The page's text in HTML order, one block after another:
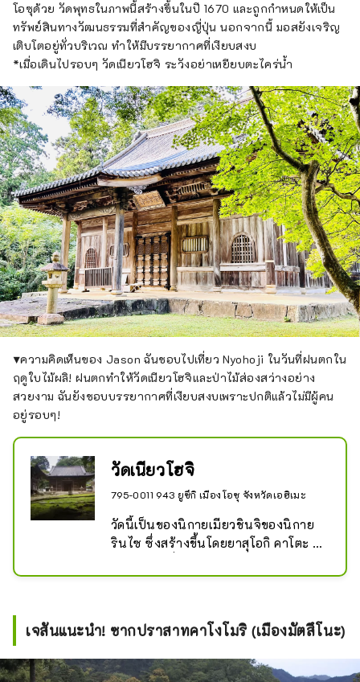
โอซุด้วย วัดพุทธในภาพนี้สร้างขึ้นในปี 1670 และถูกกำหนดให้เป็น
ทรัพย์สินทางวัฒนธรรมที่สำคัญของญี่ปุ่น นอกจากนี้ มอสยังเจริญ
เติบโตอยู่ทั่วบริเวณ ทำให้มีบรรยากาศที่เงียบสงบ
*เมื่อเดินไปรอบๆ วัดเนียวโฮจิ ระวังอย่าเหยียบตะไคร่น้ำ
▼ความคิดเห็นของ Jason ฉันชอบไปเที่ยว Nyohoji ในวันที่ฝนตกใน
ฤดูใบไม้ผลิ! ฝนตกทำให้วัดเนียวโฮจิและป่าไม้ส่องสว่างอย่าง
สวยงาม ฉันยังชอบบรรยากาศที่เงียบสงบเพราะปกติแล้วไม่มีผู้คน
อยู่รอบๆ!
วัดเนียวโฮจิ
795-0011 943 ยูซึกิ เมืองโอซุ จังหวัดเอฮิเมะ
วัดนี้เป็นของนิกายเมียวชินจิของนิกาย
รินไซ ซึ่งสร้างขึ้นโดยยาสุโอกิ คาโตะ
ผู้ก่อตั้งบันเคอิ เอตาคุ หอพุทธของวัดเนีย
สองเท่าของเซนโด พระศากยมุนี เนียว
ไร พระพุทธองค์หลักประดิษฐานอยู่ตรง
พุทธ แต่ทั้งสองด้านมีเสื่อทาทามิ เสื่อ
เจสันแนะนำ! ซากปราสาทคาโงโมริ (เมืองมัตสึโนะ)